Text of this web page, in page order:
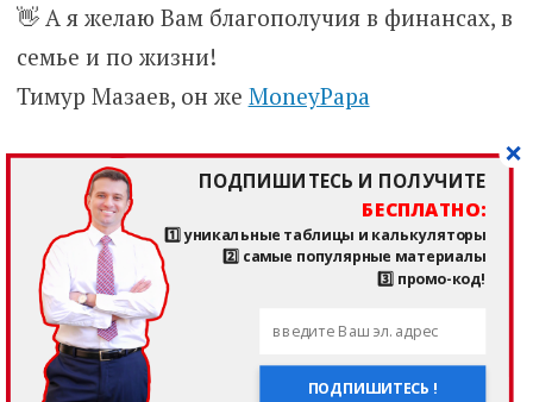
👋 А я желаю Вам благополучия в финансах, в
семье и по жизни!
Тимур Мазаев, он же MoneyPapa
ПОДПИШИТЕСЬ И ПОЛУЧИТЕ
БЕСПЛАТНО:
1️⃣ уникальные таблицы и калькуляторы
2️⃣ самые популярные материалы
3️⃣ промокод !!!
ПОДПИШИТЕСЬ !
ПОДПИШИТЕСЬ И ПОЛУЧИТЕ
БЕСПЛАТНО:
1️⃣ уникальные таблицы и калькуляторы
2️⃣ самые популярные материалы
3️⃣ промо-код!